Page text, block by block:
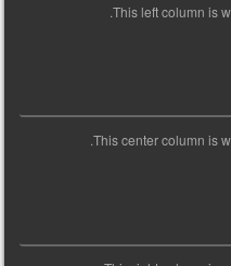
This left column is
This center column is